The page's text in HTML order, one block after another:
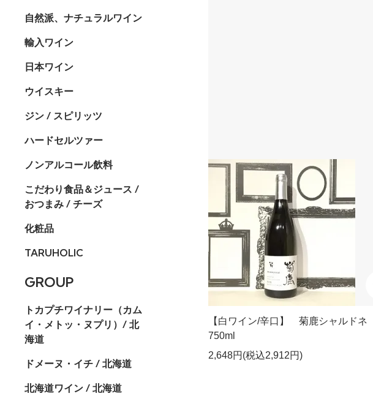
自然派、ナチュラルワイン
輸入ワイン
日本ワイン
ウイスキー
ジン / スピリッツ
ハードセルツァー
ノンアルコール飲料
こだわり食品＆ジュース /
おつまみ / チーズ
化粧品
TARUHOLIC
GROUP
トカプチワイナリー（カム
イ・メトッ・ヌプリ）/ 北
海道
ドメーヌ・イチ / 北海道
北海道ワイン / 北海道
【白ワイン/辛口】 菊鹿シャルドネ
750ml
2,648円(税込2,912円)